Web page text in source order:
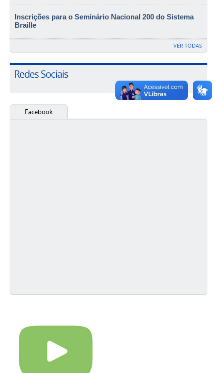
Inscrições para o Seminário Nacional 200 do Sistema
Braille
VER TODAS
Redes Sociais
Facebook